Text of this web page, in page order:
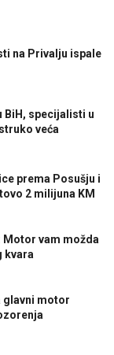
na Privalju ispale
BiH, specijalisti u
veća
prema Posušju i
2 milijuna KM
vam možda
kvara
glavni motor